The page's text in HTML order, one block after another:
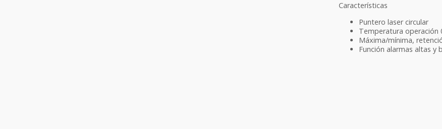
Características
Puntero laser circular
Temperatura operación
Máxima/mínima,
Función alarmas altas y